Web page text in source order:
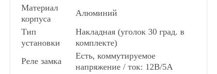
Материал
корпуса
Алюминий
Тип
установки
Накладная (уголок 30 град. в
комплекте)
Реле замка
Есть, коммутируемое
напряжение / ток: 12В/5А